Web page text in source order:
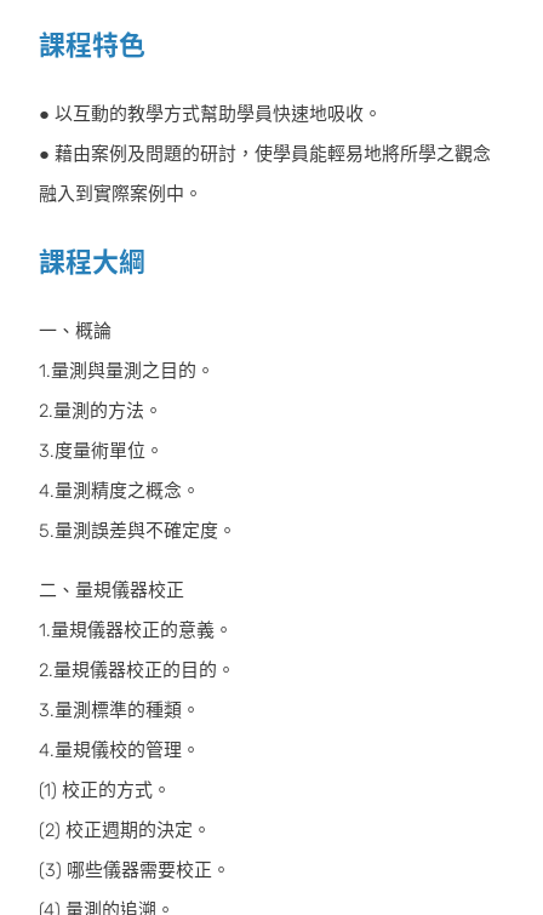
課程特色
● 以互動的教學方式幫助學員快速地吸收。
● 藉由案例及問題的研討，使學員能輕易地將所學之觀念
融入到實際案例中。
課程大綱
一、概論
1.量測與量測之目的。
2.量測的方法。
3.度量術單位。
4.量測精度之概念。
5.量測誤差與不確定度。
二、量規儀器校正
1.量規儀器校正的意義。
2.量規儀器校正的目的。
3.量測標準的種類。
4.量規儀校的管理。
(1) 校正的方式。
(2) 校正週期的決定。
(3) 哪些儀器需要校正。
(4) 量測的追溯。